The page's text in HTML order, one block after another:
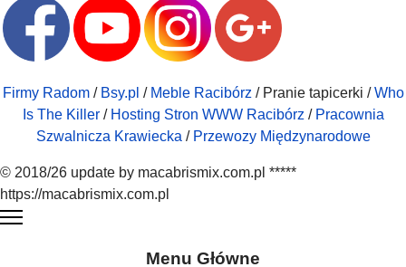
Firmy Radom/ Bsy.pl / Meble Racibórz / Pranie tapicerki /Who
Is The Killer/ Hosting Stron WWW Racibórz / Pracownia
Szwalnicza Krawiecka / Przewozy Międzynarodowe
© 2018/26 update by macabrismix.com.pl *****
https://macabrismix.com.pl
Menu Główne